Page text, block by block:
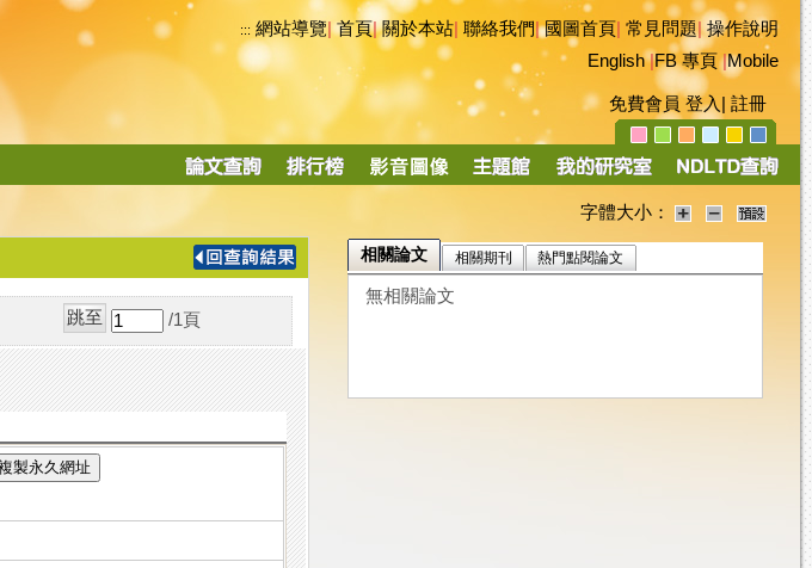
::: 網站導覽|首頁|關於本站 聯絡我們|國圖首頁 常見問題|操作說明
English|FB 專頁|Mobile
免費會員 登入 註冊
導
字體大小：
/1 頁
製永久網址
相關論文 相關期刊 熱門點閱論文
無相關論文